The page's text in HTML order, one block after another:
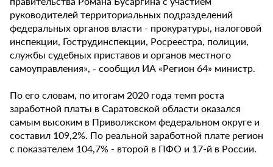
руководителей территориальных подразделений
федеральных органов власти - прокуратуры, налоговой
инспекции, Гострудинспекции, Росреестра, полиции,
службы судебных приставов и органов местного
самоуправления», - сообщил ИА «Регион 64» министр.
По его словам, по итогам 2020 года темп роста
заработной платы в Саратовской области оказался
самым высоким в Приволжском федеральном округе и
составил 109,2%. По реальной заработной плате регион
с показателем 104,7% - второй в ПФО и 17-й в России.